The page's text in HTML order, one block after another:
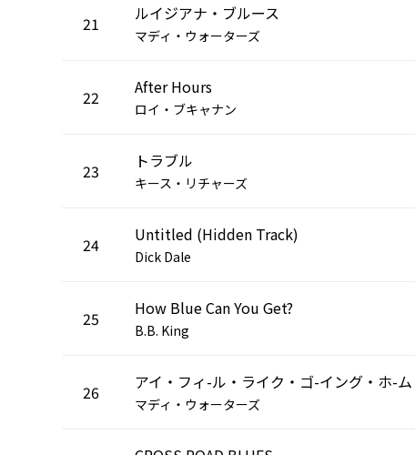
21 ルイジアナ・ブルース
マディ・ウォーターズ
22 After Hours
ロイ・ブキャナン
23 トラブル
キース・リチャーズ
24 Untitled (Hidden Track)
Dick Dale
25 How Blue Can You Get?
B.B. King
26 アイ・フィ-ル・ライク・ゴ-イング・ホ-ム
マディ・ウォーターズ